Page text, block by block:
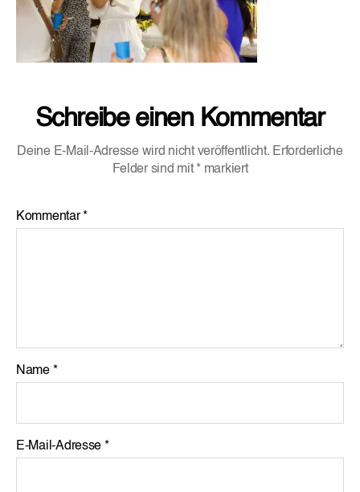
Schreibe einen Kommentar
Deine E-Mail-Adresse wird nicht veröffentlicht. Erforderliche
Felder sind mit * markiert
Kommentar*
Name *
E-Mail-Adresse *